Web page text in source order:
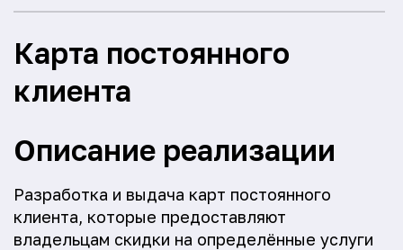
Карта постоянного
клиента
Описание реализации
Разработка и выдача карт постоянного
клиента, которые предоставляют
владельцам скидки на определённые услуги